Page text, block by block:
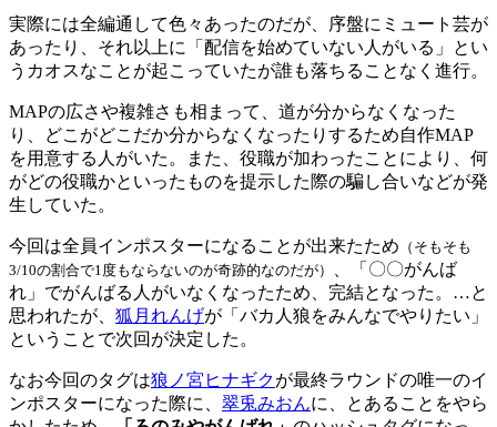
実際には全編通して色々あったのだが、序盤にミュート芸が
あったり、それ以上に「配信を始めていない人がいる」とい
うカオスなことが起こっていたが誰も落ちることなく進行。
MAPの広さや複雑さも相まって、道が分からなくなった
り、どこがどこだか分からなくなったりするため自作MAP
を用意する人がいた。また、役職が加わったことにより、何
がどの役職かといったものを提示した際の騙し合いなどが発
生していた。
今回は全員インポスターになることが出来たため （そもそも
3/10の割合で1度もならないのが奇跡的なのだが）
、「〇〇がんば
れ」でがんばる人がいなくなったため、完結となった。…と
思われたが、 狐月れんげが「バカ人狼をみんなでやりたい」
ということで次回が決定した。
なお今回のタグは狼ノ宮ヒナギクが最終ラウンドの唯一のイ
ンポスターになった際に、 翠兎みおんに、とあることをやら